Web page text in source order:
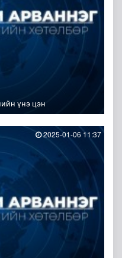
үнэ цэн
2025-01-06 11:37